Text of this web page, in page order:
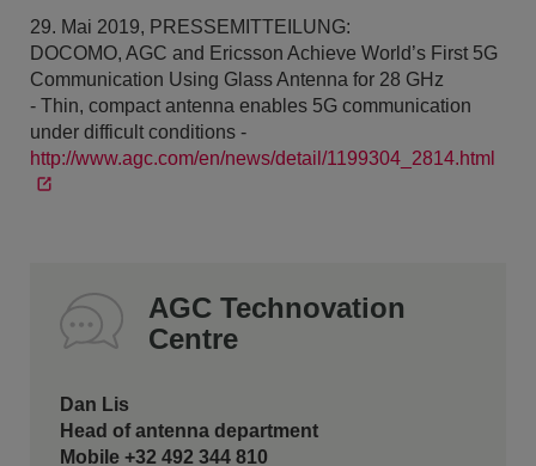
29. Mai 2019, PRESSEMITTEILUNG:
DOCOMO, AGC and Ericsson Achieve World’s First 5G
Communication Using Glass Antenna for 28 GHz
- Thin, compact antenna enables 5G communication
under difficult conditions -
http://www.agc.com/en/news/detail/1199304_2814.html
AGC Technovation
Centre
Dan Lis
Head of antenna department
Mobile +32 492 344 810